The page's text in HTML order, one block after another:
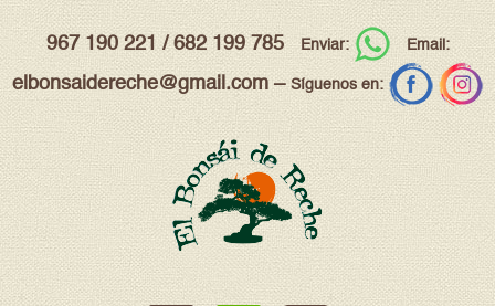
967 190 221 /682 199 785 Enviar: Email:
elbonsaidereche@gmail.com – Síguenos en: